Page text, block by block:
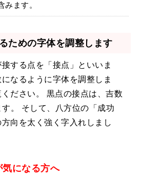
みます。
ための字体を調整します
する点を「接点」といいま
なるように字体を調整しま
ださい。 黒点の接点は、吉数
。 そして、八方位の「成功
向を太く強く字入れしまし
になる方へ